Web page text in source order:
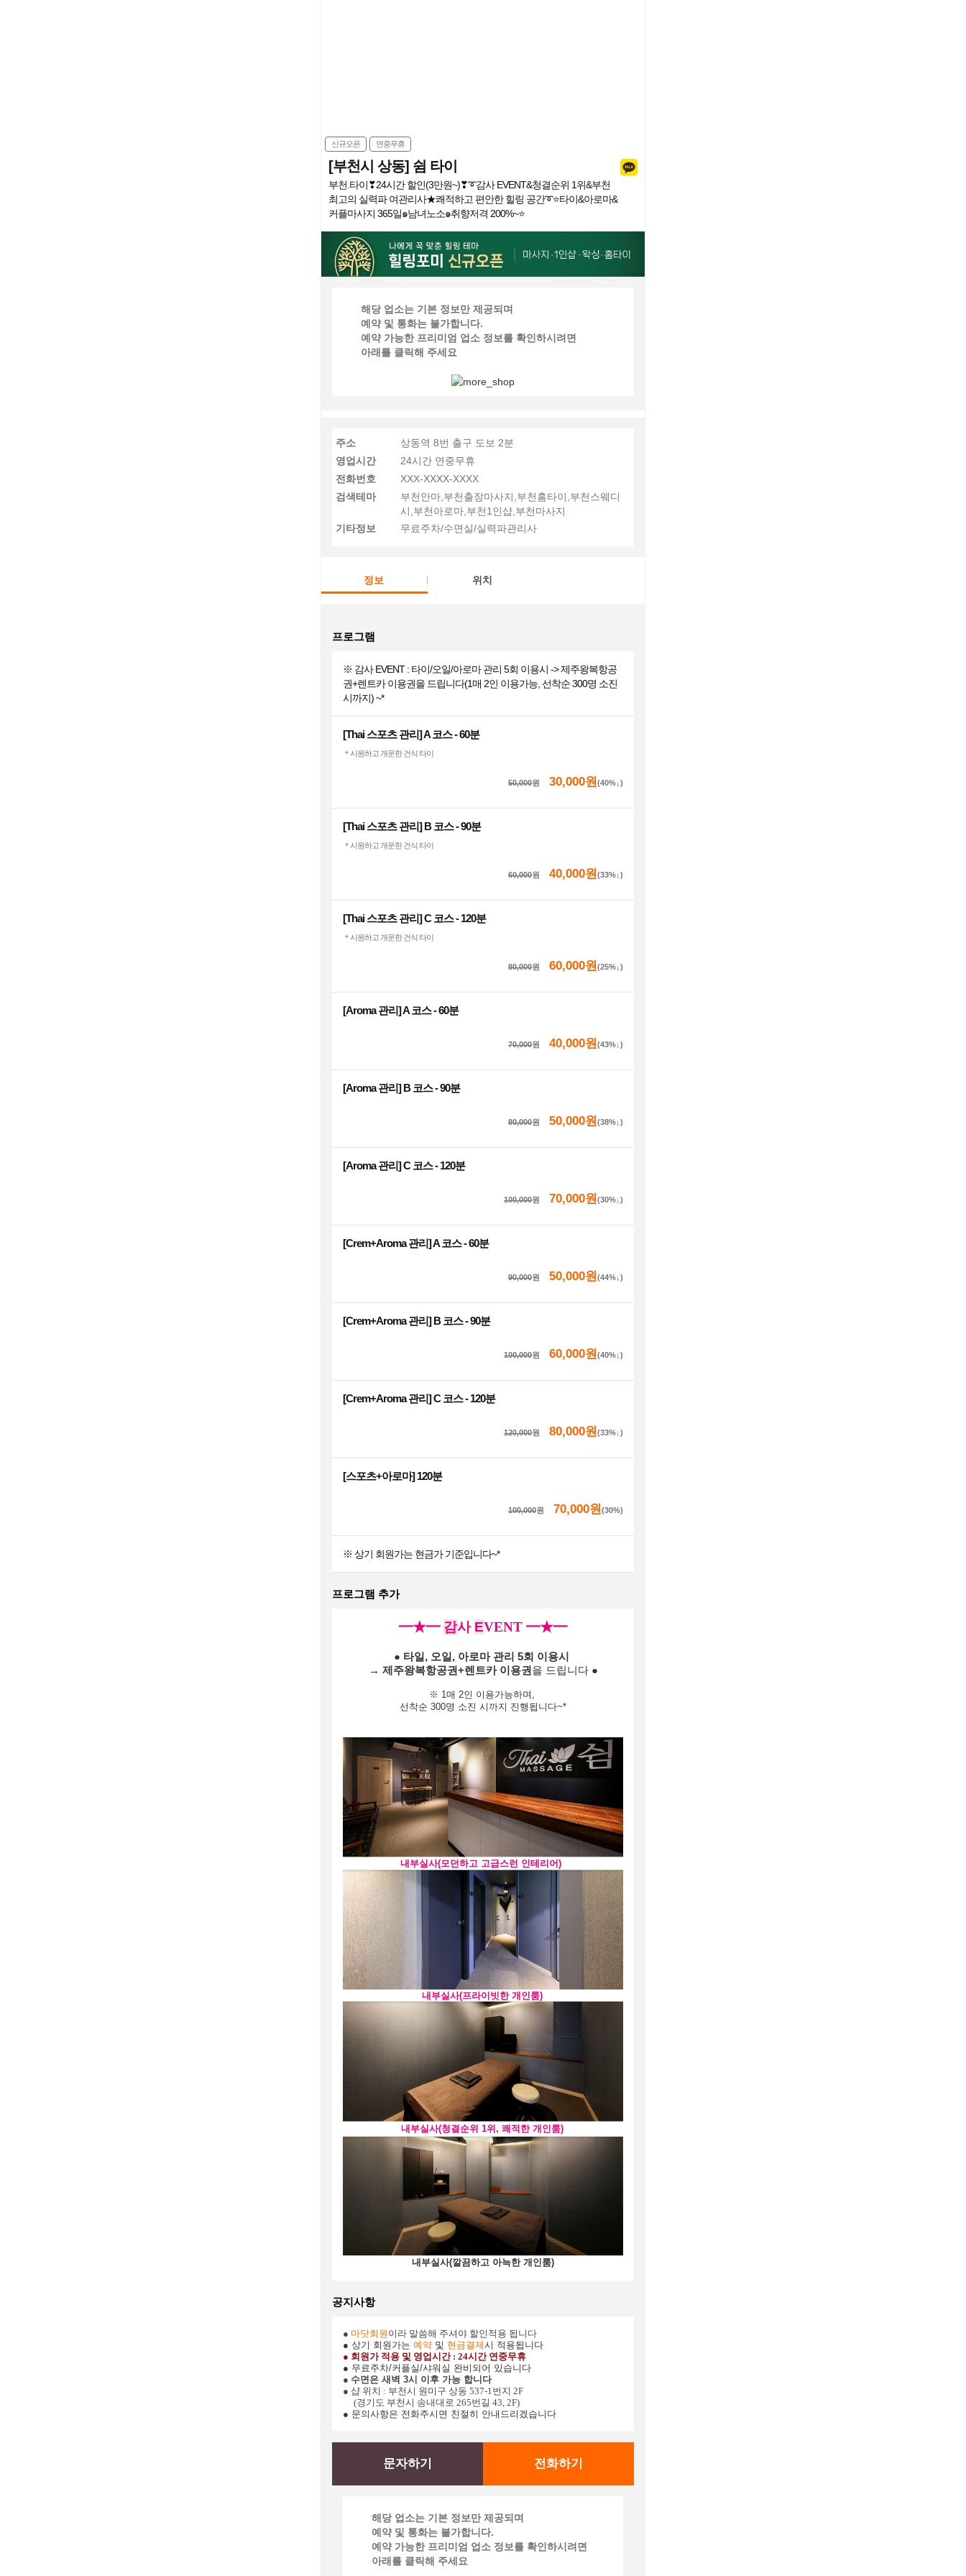
신규오픈 연중무휴
[부천시 상동] 쉼 타이
부천.타이❣24시간 할인(3만원~)❣➰감사 EVENT&청결순위 1위&부천
최고의 실력파 여관리사★쾌적하고 편안한 힐링 공간➰⭐️타이&아로마&
커플마사지 365일๑남녀노소๑취향저격 200%~⭐️
해당 업소는 기본 정보만 제공되며
예약 및 통화는 불가합니다.
예약 가능한 프리미엄 업소 정보를 확인하시려면
아래를 클릭해 주세요
주소
상동역 8번 출구 도보 2분
영업시간
24시간 연중무휴
전화번호
XXX-XXXX-XXXX
검색테마
부천안마,부천출장마사지,부천홈타이,부천스웨디
시,부천아로마,부천1인샵,부천마사지
기타정보
무료주차/수면실/실력파관리사
정보 위치
프로그램
※ 감사 EVENT : 타이/오일/아로마 관리 5회 이용시 -> 제주왕복항공
권+렌트카 이용권을 드립니다(1매 2인 이용가능, 선착순 300명 소진
시까지) ~*
[Thai 스포츠 관리] A 코스 - 60분
＊시원하고 개운한 건식 타이
50,000원 30,000원(40%↓)
[Thai 스포츠 관리] B 코스 - 90분
＊시원하고 개운한 건식 타이
60,000원 40,000원(33%↓)
[Thai 스포츠 관리] C 코스 - 120분
＊시원하고 개운한 건식 타이
80,000원 60,000원(25%↓)
[Aroma 관리] A 코스 - 60분
70,000원 40,000원(43%↓)
[Aroma 관리] B 코스 - 90분
80,000원 50,000원(38%↓)
[Aroma 관리] C 코스 - 120분
100,000원 70,000원(30%↓)
[Crem+Aroma 관리] A 코스 - 60분
90,000원 50,000원(44%↓)
[Crem+Aroma 관리] B 코스 - 90분
100,000원 60,000원(40%↓)
[Crem+Aroma 관리] C 코스 - 120분
120,000원 80,000원(33%↓)
[스포츠+아로마] 120분
100,000원 70,000원(30%)
※ 상기 회원가는 현금가 기준입니다~*
프로그램 추가
━★━ 감사 EVENT ━★━
● 타일, 오일, 아로마 관리 5회 이용시
→ 제주왕복항공권+렌트카 이용권 을 드립니다 ●
※ 1매 2인 이용가능하며,
선착순 300명 소진 시까지 진행됩니다~*
내부실사(모던하고 고급스런 인테리어)
내부실사(프라이빗한 개인룸)
내부실사(청결순위 1위, 쾌적한 개인룸)
내부실사(깔끔하고 아늑한 개인룸)
공지사항
● 마닷회원 이라 말씀해 주셔야 할인적용 됩니다
● 상기 회원가는 예약 및 현금결제시 적용됩니다
● 회원가 적용 및 영업시간 : 24시간 연중무휴
● 무료주차/커플실/샤워실 완비되어 있습니다
● 수면은 새벽 3시 이후 가능 합니다
● 샵 위치 : 부천시 원미구 상동 537-1번지 2F
(경기도 부천시 송내대로 265번길 43, 2F)
● 문의사항은 전화주시면 친절히 안내드리겠습니다
문자하기 전화하기
해당 업소는 기본 정보만 제공되며
예약 및 통화는 불가합니다.
예약 가능한 프리미엄 업소 정보를 확인하시려면
아래를 클릭해 주세요